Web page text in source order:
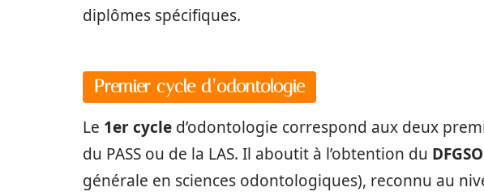
diplômes spécifiques.
Premier cycle d’odontologie
Le 1er cycle d’odontologie correspond aux deux
du PASS ou de la LAS. Il aboutit à l’obtention du DFGSO
générale en sciences odontologiques), reconnu au